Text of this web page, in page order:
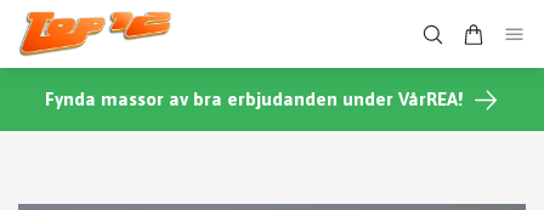
Fynda massor av bra erbjudanden under VårREA!